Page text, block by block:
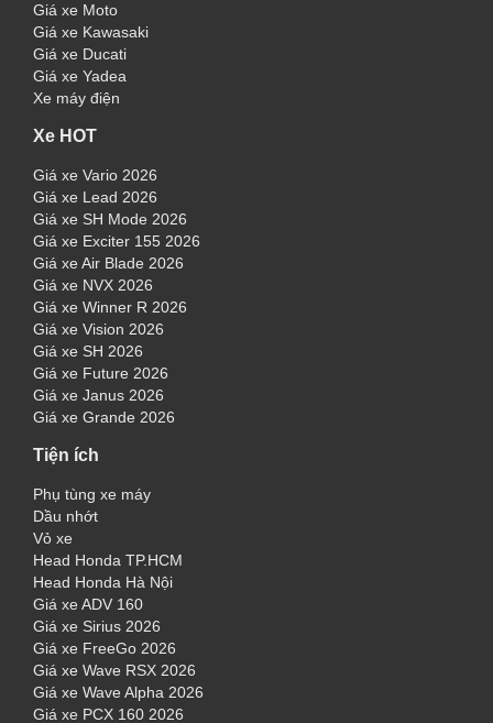
Giá xe Moto
Giá xe Kawasaki
Giá xe Ducati
Giá xe Yadea
Xe máy điện
Xe HOT
Giá xe Vario 2026
Giá xe Lead 2026
Giá xe SH Mode 2026
Giá xe Exciter 155 2026
Giá xe Air Blade 2026
Giá xe NVX 2026
Giá xe Winner R 2026
Giá xe Vision 2026
Giá xe SH 2026
Giá xe Future 2026
Giá xe Janus 2026
Giá xe Grande 2026
Tiện ích
Phụ tùng xe máy
Dầu nhớt
Vỏ xe
Head Honda TP.HCM
Head Honda Hà Nội
Giá xe ADV 160
Giá xe Sirius 2026
Giá xe FreeGo 2026
Giá xe Wave RSX 2026
Giá xe Wave Alpha 2026
Giá xe PCX 160 2026